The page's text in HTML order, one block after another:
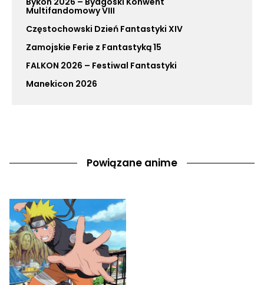
Multifandomowy VIII
Częstochowski Dzień Fantastyki XIV
Zamojskie Ferie z Fantastyką 15
FALKON 2026 – Festiwal Fantastyki
Manekicon 2026
Powiązane anime